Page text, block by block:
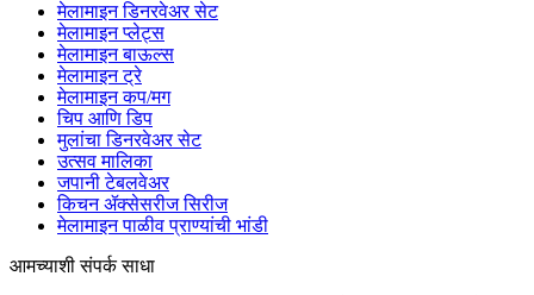
मेलामाइन डिनरवेअर सेट
मेलामाइन प्लेट्स
मेलामाइन बाऊल्स
मेलामाइन ट्रे
मेलामाइन कप/मग
चिप आणि डिप
मुलांचा डिनरवेअर सेट
उत्सव मालिका
जपानी टेबलवेअर
किचन ॲक्सेसरीज सिरीज
मेलामाइन पाळीव प्राण्यांची भांडी
आमच्याशी संपर्क साधा